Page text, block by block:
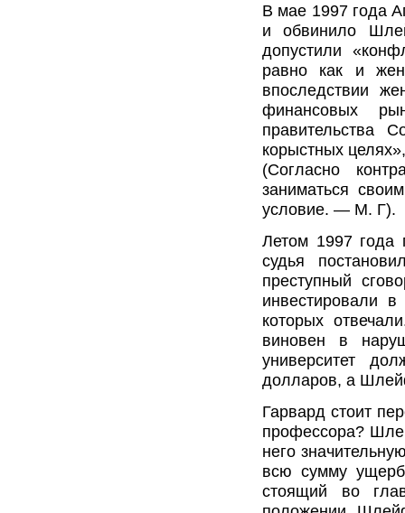
В мае 1997 года
и обвинило
допустили
равно как и
впоследствии
финансовых
правительства
корыстных
(Согласно
заниматься
условие. — М. Г).
Летом 1997 года
судья
преступный
инвестировали
которых
виновен в
университет
долларов, а
Гарвард стоит
профессора?
него
всю сумму
стоящий во